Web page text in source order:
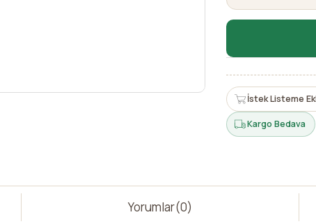
İstek Listeme
Kargo Bedava
Yorumlar(0)